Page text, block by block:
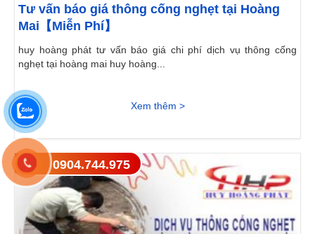
Tư vấn báo giá thông cống nghẹt tại Hoàng
Mai【Miễn Phí】
huy hoàng phát tư vấn báo giá chi phí dịch vụ thông cống
nghẹt tại hoàng mai huy hoàng...
Xem thêm >
0904.744.975